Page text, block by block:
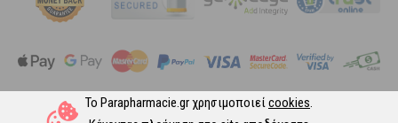
Το Parapharmacie.gr χρησιμοποιείcookies.
Ακολουθήστε μας στα Social Media